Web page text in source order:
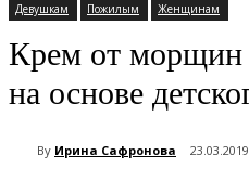
Девушкам Пожилым Женщинам
Крем от морщин
на основе
By Ирина Сафронова 23.03.2019